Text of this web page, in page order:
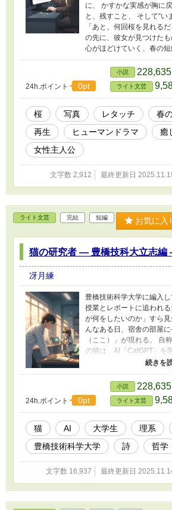
に、 かすかな実感が胸に
と、残すこと、 そして“い
「あと、何回桜を見れる
の先に、彼女が見つけた
心がほどけていく、春の短
24h.ポイント 0pt
小説 228,635
ライト文芸
桜 写真 レタッチ 春
再生
ヒューマンドラマ 癒
女性主人公
文字数 2,912 最終更新日
ライト文芸 完結 短編 お気に入
猫の研究者 ― 豊橋技科大立志
冴月練
豊橋技術科学大学に編入し
授業とレポートに追われ
が何をしたいのか」すら
んなある日、宿舎の部屋
（ここ）」が現れる。 自
の猫は、AI「CatGPT」を
だが、虎々の実験が街を
成”を始めてしまう。 孤独
AIと“詩”をめぐって交わす
ものとは。 ――詩を必要と
必要とした。 豊橋を舞台
ライト文芸。 【関連作品
https://
2990123 ★猫の編集者 ―
―
4012312 ★猫の夫婦カウ
https://
3001334
24h.ポイント 0pt
小説 228,635
ライト文芸
猫 AI 大学生 理系
豊橋技術科学大学
詩 哲学
文字数 16,937 最終更新日